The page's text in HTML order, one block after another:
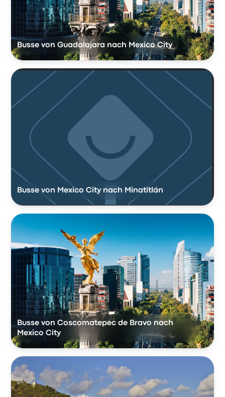
Busse von Guadalajara nach Mexico City
Busse von Mexico City nach Minatitlán
Busse von Coscomatepec de Bravo nach
Mexico City